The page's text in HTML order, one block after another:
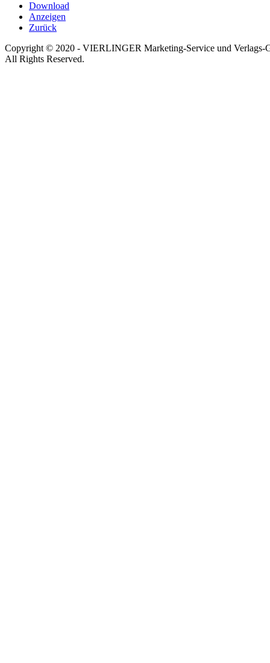
Download
Anzeigen
Zurück
Copyright © 2020 - VIERLINGER Marketing-Service und Verlags-
All Rights Reserved.